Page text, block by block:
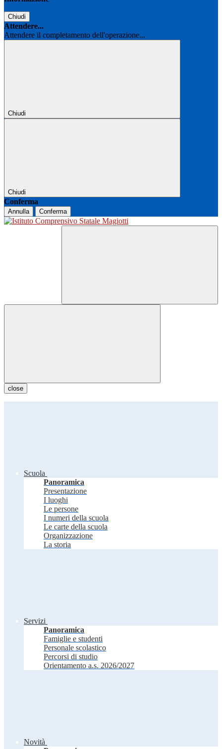
Chiudi
Attendere...
Attendere il completamento dell'operazione...
Chiudi
Chiudi
Conferma
Annulla Conferma
close
Scuola
Panoramica
Presentazione
I luoghi
Le persone
I numeri della scuola
Le carte della scuola
Organizzazione
La storia
Servizi
Panoramica
Famiglie e studenti
Personale scolastico
Percorsi di studio
Orientamento a.s. 2026/2027
Novità